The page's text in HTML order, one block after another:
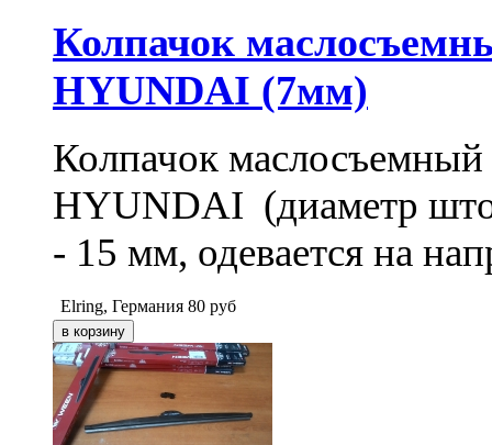
Колпачок
HYUNDAI (7мм)
Колпачок
HYUNDAI (диаметр
- 15 мм, одевается на
Elring, Германия 80 руб